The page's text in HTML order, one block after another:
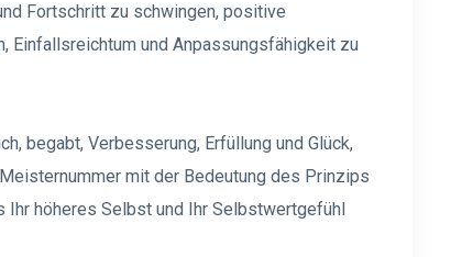
Fortschritt zu schwingen, positive
Einfallsreichtum und Anpassungsfähigkeit zu
begabt, Verbesserung, Erfüllung und Glück,
mit der Bedeutung des Prinzips
Ihr höheres Selbst und Ihr Selbstwertgefühl